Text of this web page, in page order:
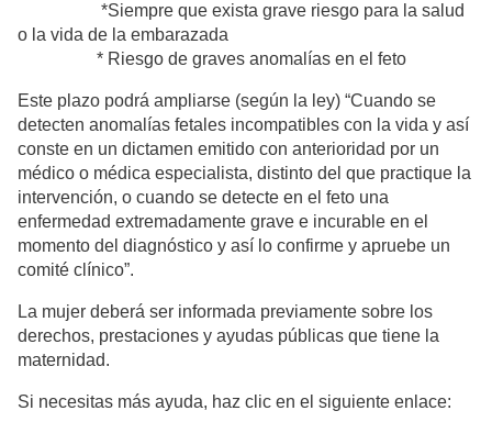
*Siempre que exista grave riesgo para la salud
o la vida de la embarazada
* Riesgo de graves anomalías en el feto
Este plazo podrá ampliarse (según la ley) “Cuando se
detecten anomalías fetales incompatibles con la vida y así
conste en un dictamen emitido con anterioridad por un
médico o médica especialista, distinto del que practique la
intervención, o cuando se detecte en el feto una
enfermedad extremadamente grave e incurable en el
momento del diagnóstico y así lo confirme y apruebe un
comité clínico”.
La mujer deberá ser informada previamente sobre los
derechos, prestaciones y ayudas públicas que tiene la
maternidad.
Si necesitas más ayuda, haz clic en el siguiente enlace: